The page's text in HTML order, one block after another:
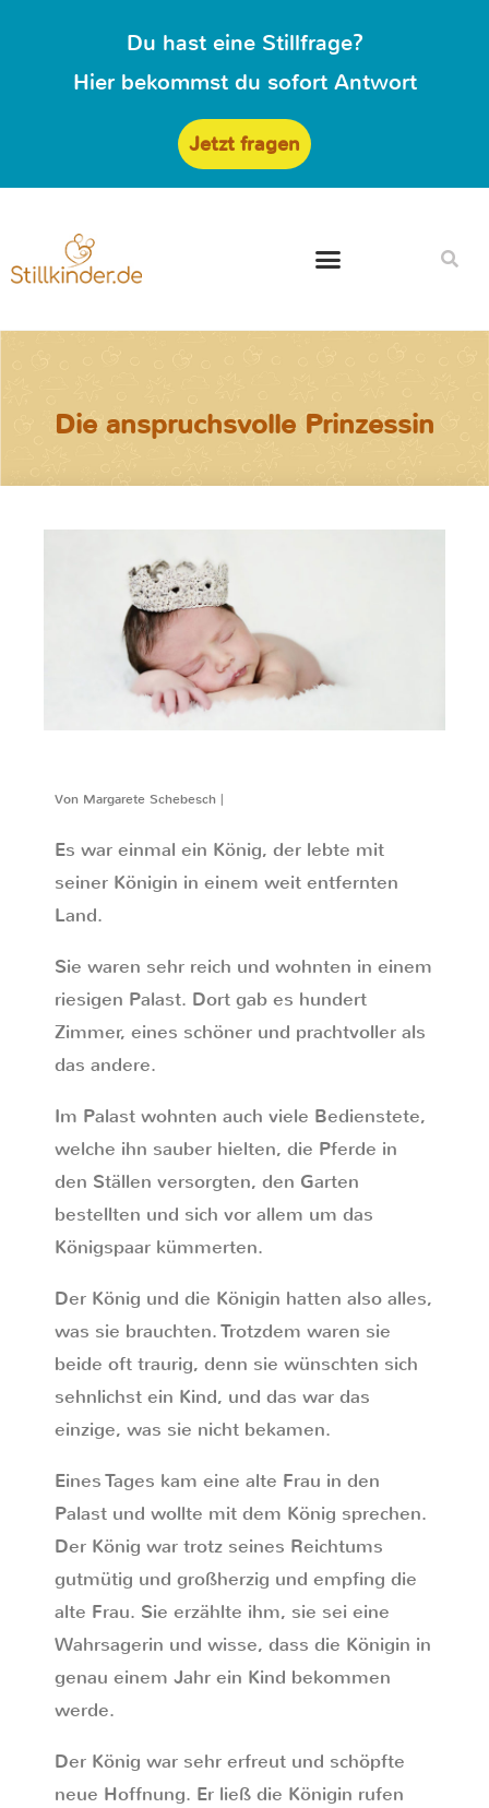
Du hast eine Stillfrage?
Hier bekommst du sofort Antwort
Jetzt fragen
Die anspruchsvolle Prinzessin
Von Margarete Schebesch |
Es war einmal ein König, der lebte mit
seiner Königin in einem weit entfernten
Land.
Sie waren sehr reich und wohnten in einem
riesigen Palast. Dort gab es hundert
Zimmer, eines schöner und prachtvoller als
das andere.
Im Palast wohnten auch viele Bedienstete,
welche ihn sauber hielten, die Pferde in
den Ställen versorgten, den Garten
bestellten und sich vor allem um das
Königspaar kümmerten.
Der König und die Königin hatten also alles,
was sie brauchten. Trotzdem waren sie
beide oft traurig, denn sie wünschten sich
sehnlichst ein Kind, und das war das
einzige, was sie nicht bekamen.
Eines Tages kam eine alte Frau in den
Palast und wollte mit dem König sprechen.
Der König war trotz seines Reichtums
gutmütig und großherzig und empfing die
alte Frau. Sie erzählte ihm, sie sei eine
Wahrsagerin und wisse, dass die Königin in
genau einem Jahr ein Kind bekommen
werde.
Der König war sehr erfreut und schöpfte
neue Hoffnung. Er ließ die Königin rufen